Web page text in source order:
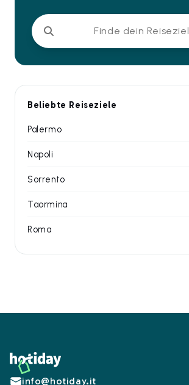
Finde dein Reiseziel
Beliebte Reiseziele
Palermo
Napoli
Sorrento
Taormina
Roma
Footer
info@hotiday.it